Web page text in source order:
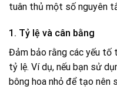
tuân thủ một số nguyên
1. Tỷ lệ và cân bằng
Đảm bảo rằng các yếu tố
tỷ lệ. Ví dụ, nếu bạn sử
bông hoa nhỏ để tạo nên